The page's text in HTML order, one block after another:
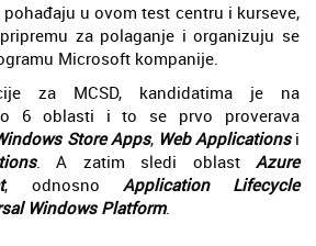
u ovom test centru i kurseve,
za polaganje i organizuju se
Microsoft kompanije.
za MCSD, kandidatima je na
6 oblasti i to se prvo proverava
Store Apps, Web Applicationsi
. A zatim sledi oblast Azure
, odnosno Application Lifecycle
Windows Platform.